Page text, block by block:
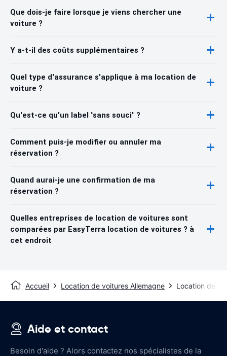
Que dois-je faire lorsque je viens chercher une
voiture ?
Y a-t-il des coûts supplémentaires ?
Quel type d'assurance s'applique à ma location de
voiture ?
Qu'est-ce qu'un label "sans souci" ?
Comment puis-je modifier ou annuler ma
réservation ?
Quand aurai-je une confirmation de ma
réservation ?
Quelles entreprises de location de voitures sont
comparées par EasyTerra location de voitures ? à
cet endroit
Accueil Location de voitures Allemagne Location de
Aide et contact
Besoin d'aide ? Alors contactez nos spécialistes de la